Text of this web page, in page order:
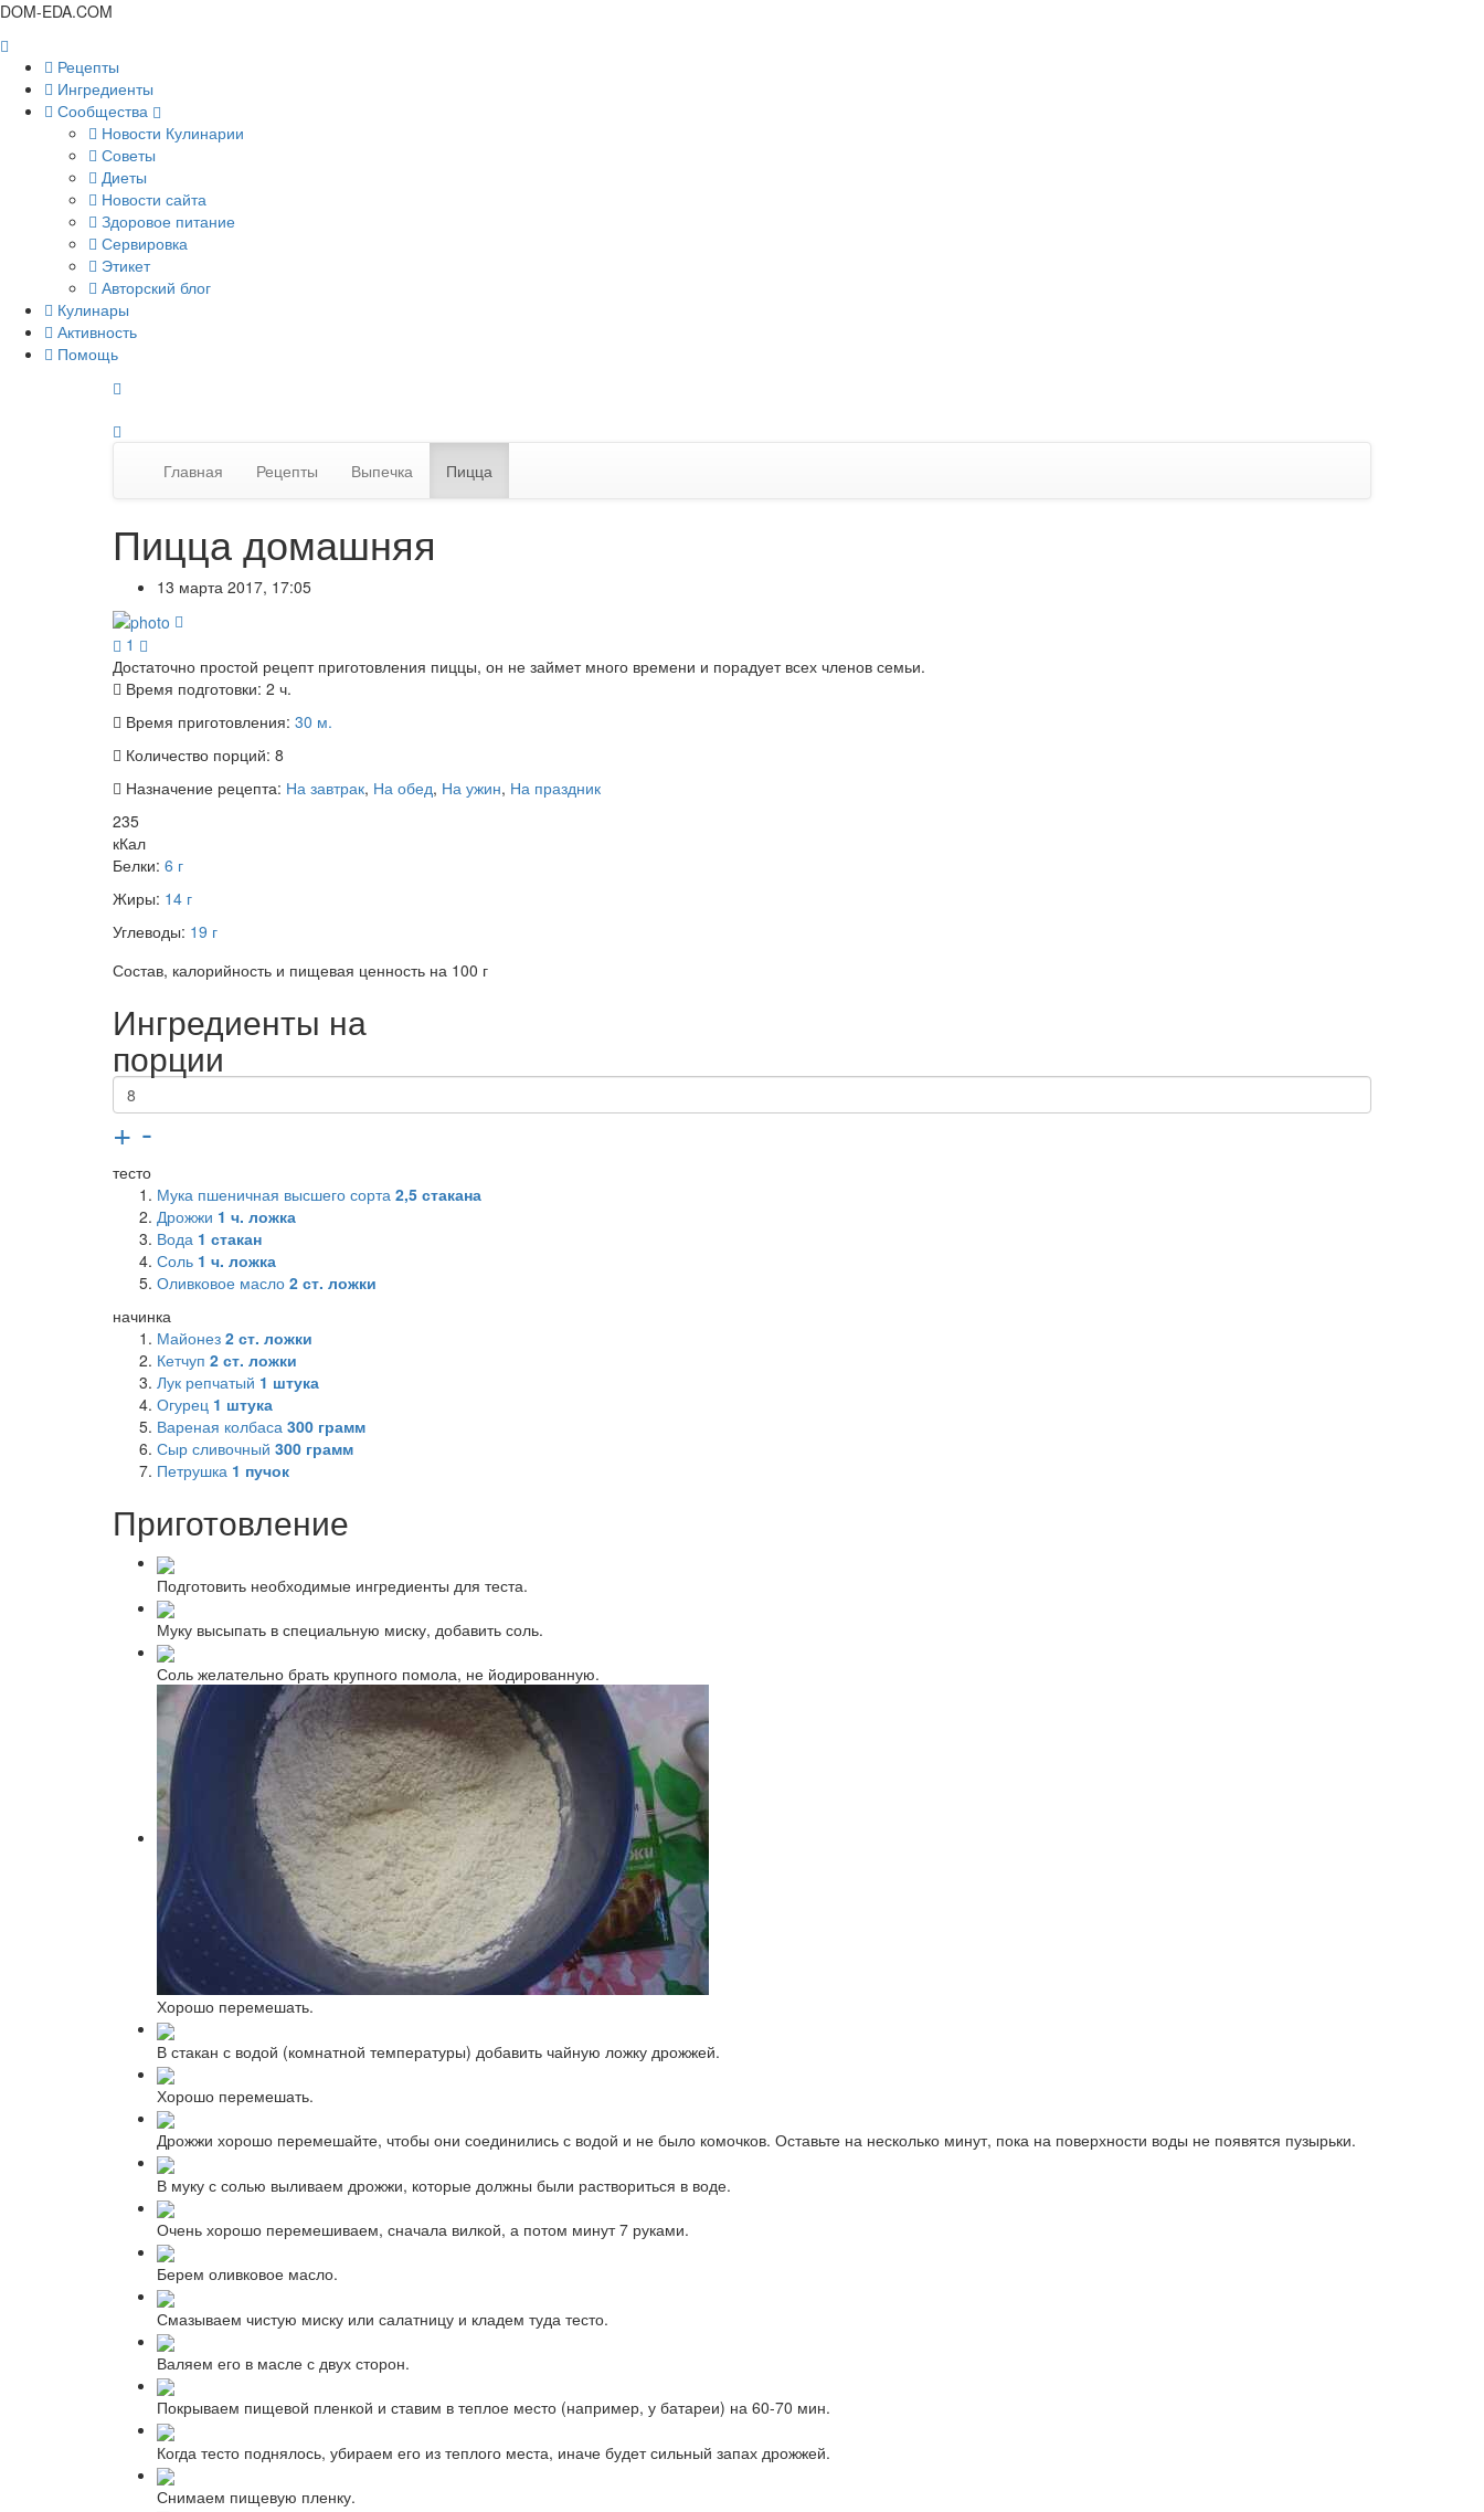
DOM-EDA.COM
Рецепты
Ингредиенты
Сообщества
Новости Кулинарии
Советы
Диеты
Новости сайта
Здоровое питание
Сервировка
Этикет
Авторский блог
Кулинары
Активность
Помощь
Главная Рецепты Выпечка Пицца
Пицца домашняя
13 марта 2017, 17:05
1
Достаточно простой рецепт приготовления пиццы, он не займет много времени и порадует всех членов семьи.
Время подготовки: 2 ч.
Время приготовления: 30 м.
Количество порций: 8
Назначение рецепта: На завтрак, На обед, На ужин, На праздник
235
кКал
Белки: 6 г
Жиры: 14 г
Углеводы: 19 г
Состав, калорийность и пищевая ценность на 100 г
Ингредиенты на
порции
+ -
тесто
Мука пшеничная высшего сорта 2,5 стакана
Дрожжи 1 ч. ложка
Вода 1 стакан
Соль 1 ч. ложка
Оливковое масло 2 ст. ложки
начинка
Майонез 2 ст. ложки
Кетчуп 2 ст. ложки
Лук репчатый 1 штука
Огурец 1 штука
Вареная колбаса 300 грамм
Сыр сливочный 300 грамм
Петрушка 1 пучок
Приготовление
Подготовить необходимые ингредиенты для теста.
Муку высыпать в специальную миску, добавить соль.
Соль желательно брать крупного помола, не йодированную.
Хорошо перемешать.
В стакан с водой (комнатной температуры) добавить чайную ложку дрожжей.
Хорошо перемешать.
Дрожжи хорошо перемешайте, чтобы они соединились с водой и не было комочков. Оставьте на несколько минут, пока на поверхности воды не появятся пузырьки.
В муку с солью выливаем дрожжи, которые должны были раствориться в воде.
Очень хорошо перемешиваем, сначала вилкой, а потом минут 7 руками.
Берем оливковое масло.
Смазываем чистую миску или салатницу и кладем туда тесто.
Валяем его в масле с двух сторон.
Покрываем пищевой пленкой и ставим в теплое место (например, у батареи) на 60-70 мин.
Когда тесто поднялось, убираем его из теплого места, иначе будет сильный запах дрожжей.
Снимаем пищевую пленку.